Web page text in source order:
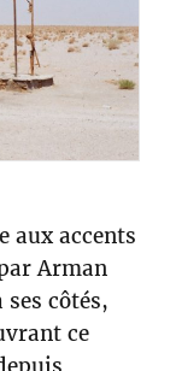
aux accents
Arman
côtés,
ce